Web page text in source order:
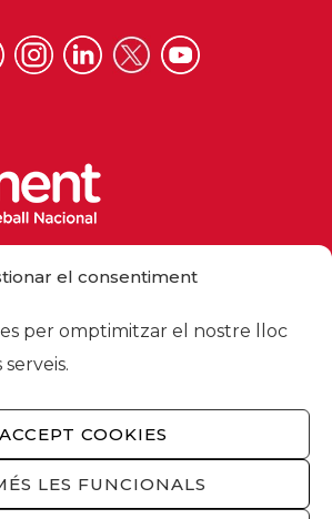
el consentiment
per omptimitzar el nostre lloc
ACCEPT COOKIES
LES FUNCIONALS
Foment del Treball Nacional